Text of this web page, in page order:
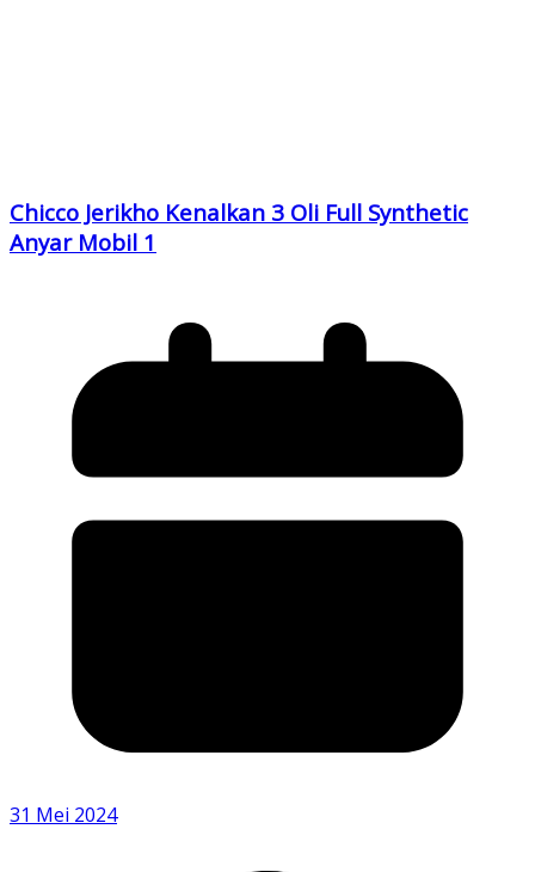
Chicco Jerikho Kenalkan 3 Oli Full Synthetic
Anyar Mobil 1
31 Mei 2024